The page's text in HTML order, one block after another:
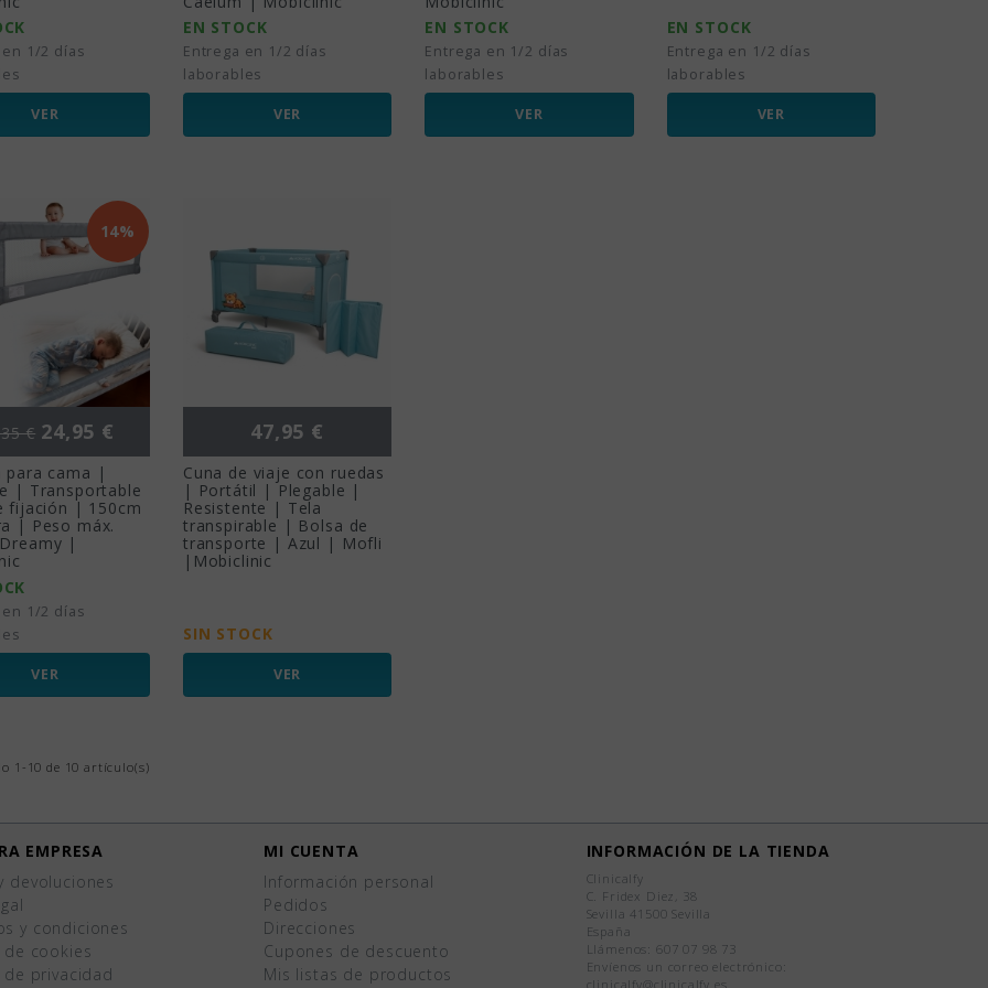
1/2 días
VER
EN STOCK
Entrega en 1/2 días
laborables
VER
EN STOCK
Entrega en 1/2 días
laborables
VER
EN STOCK
Entrega en 1/2 días
laborables
VER
base
€ Precio
24,95 €
para cama |
| Transportable
fijación | 150cm
| Peso máx.
|
14%
1/2 días
VER
Precio
47,95 €
Cuna de viaje con ruedas
| Portátil | Plegable |
Resistente | Tela
transpirable | Bolsa de
transporte | Azul | Mofli
|Mobiclinic
SIN STOCK
VER
1-10 de 10 artículo(s)
EMPRESA
devoluciones
y condiciones
de cookies
de privacidad
MI CUENTA
Información personal
Pedidos
Direcciones
Cupones de descuento
Mis listas de productos
INFORMACIÓN DE LA TIENDA
Clinicalfy
C. Fridex Diez, 38
Sevilla 41500 Sevilla
España
Llámenos: 607 07 98 73
Envíenos un correo electrónico:
clinicalfy@clinicalfy.es